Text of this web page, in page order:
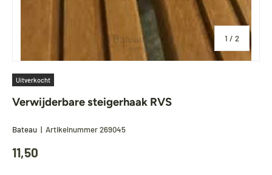
1 / van
2
Uitverkocht
Verwijderbare steigerhaak RVS
Bateau | Artikelnummer269045
11,50